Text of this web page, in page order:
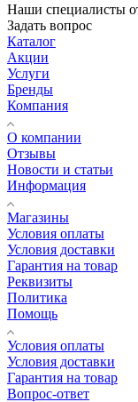
Наши специалисты
Задать вопрос
Каталог
Акции
Услуги
Бренды
Компания
О компании
Отзывы
Новости и статьи
Информация
Магазины
Условия оплаты
Условия доставки
Гарантия на товар
Реквизиты
Политика
Помощь
Условия оплаты
Условия доставки
Гарантия на товар
Вопрос-ответ